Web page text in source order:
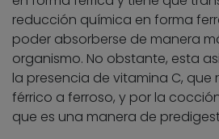
reducción química en forma
poder absorberse de manera
organismo. No obstante, esta
la presencia de vitamina C, que
férrico a ferroso, y por la
que es una manera de